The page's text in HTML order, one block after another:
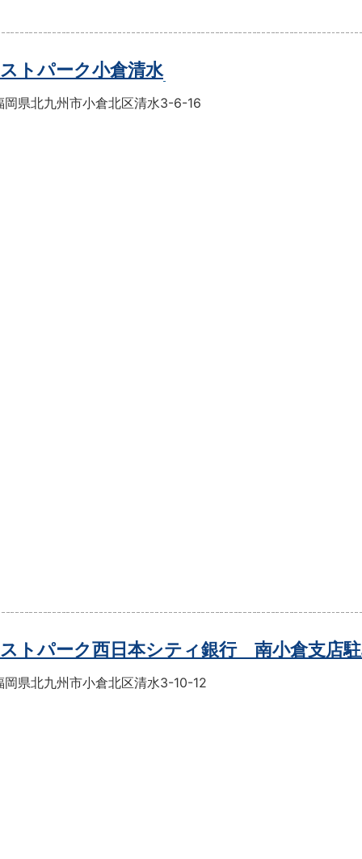
ストパーク小倉清水
岡県北九州市小倉北区清水3-6-16
ストパーク西日本シティ銀行 南小倉支店
岡県北九州市小倉北区清水3-10-12